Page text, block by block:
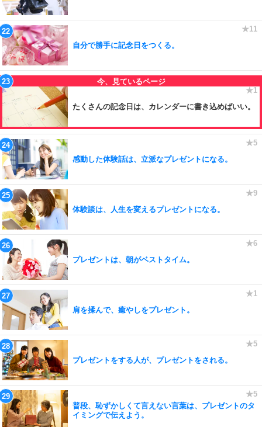
自分で勝手に記念日をつくる。
たくさんの記念日は、カレンダーに書き込めばいい。
感動した体験話は、立派なプレゼントになる。
体験談は、人生を変えるプレゼントになる。
プレゼントは、朝がベストタイム。
肩を揉んで、癒やしをプレゼント。
プレゼントをする人が、プレゼントをされる。
普段、恥ずかしくて言えない言葉は、プレゼントのタ
イミングで伝えよう。